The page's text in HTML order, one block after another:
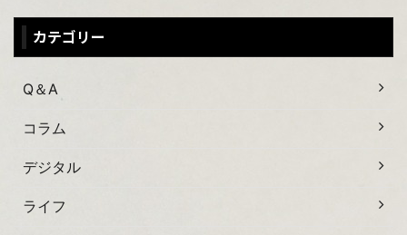
カテゴリー
Q＆A
コラム
デジタル
ライフ